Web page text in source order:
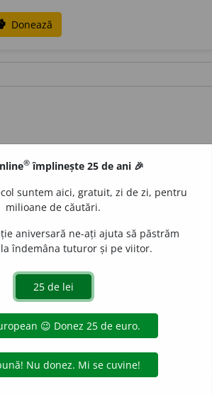
Donează
activiza.
2026 dexonline (https://dexonline.ro)
prin orice metode de extragere automată
seturilor de date oferite oficial spre utilizare
® împlinește 25 de ani 🎉
suntem aici, gratuit, zi de zi, pentru
milioane de căutări.
aniversară ne-ați ajuta să păstrăm
îndemâna tuturor și pe viitor.